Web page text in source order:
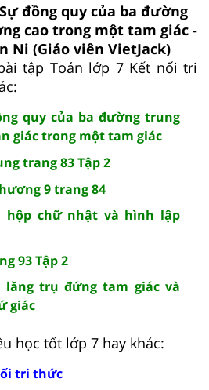
đồng quy của ba đường
cao trong một tam giác -
Ni (Giáo viên VietJack)
tập Toán lớp 7 Kết nối tri
quy của ba đường trung
giác trong một tam giác
trang 83 Tập 2
9 trang 84
hộp chữ nhật và hình lập
93 Tập 2
lăng trụ đứng tam giác và
giác
học tốt lớp 7 hay khác:
tri thức